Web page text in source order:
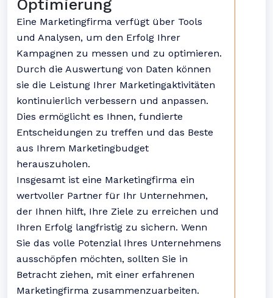
Optimierung
Eine Marketingfirma verfügt über Tools
und Analysen, um den Erfolg Ihrer
Kampagnen zu messen und zu optimieren.
Durch die Auswertung von Daten können
sie die Leistung Ihrer Marketingaktivitäten
kontinuierlich verbessern und anpassen.
Dies ermöglicht es Ihnen, fundierte
Entscheidungen zu treffen und das Beste
aus Ihrem Marketingbudget
herauszuholen.
Insgesamt ist eine Marketingfirma ein
wertvoller Partner für Ihr Unternehmen,
der Ihnen hilft, Ihre Ziele zu erreichen und
Ihren Erfolg langfristig zu sichern. Wenn
Sie das volle Potenzial Ihres Unternehmens
ausschöpfen möchten, sollten Sie in
Betracht ziehen, mit einer erfahrenen
Marketingfirma zusammenzuarbeiten.